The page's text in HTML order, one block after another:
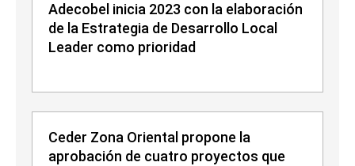
Adecobel inicia 2023 con la elaboración
de la Estrategia de Desarrollo Local
Leader como prioridad
Ceder Zona Oriental propone la
aprobación de cuatro proyectos que